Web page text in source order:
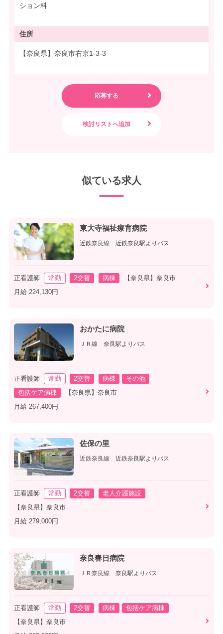
ション科
住所
【奈良県】奈良市右京1-3-3
似ている求人
東大寺福祉療育病院
近鉄奈良線 近鉄奈良駅よりバス
正看護師 常勤 2交替 病棟
【奈良県】奈良市
月給 224,130円
おかたに病院
ＪＲ線 奈良駅よりバス
正看護師 常勤 2交替 病棟
その他
包括ケア病棟
【奈良県】奈良市
月給 267,400円
佐保の里
近鉄奈良線 近鉄奈良駅よりバス
正看護師 常勤 2交替
老人介護施設
【奈良県】奈良市
月給 279,000円
奈良春日病院
ＪＲ奈良線 奈良駅よりバス
正看護師 常勤 2交替 病棟
包括ケア病棟
【奈良県】奈良市